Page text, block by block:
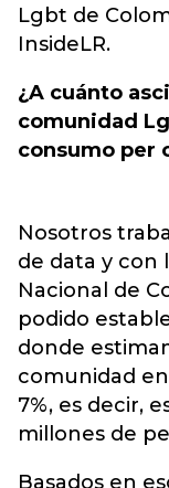
Lgbt de
InsideLR.
¿A cuánto
comunidad
consumo per
Nosotros
de data y con
Nacional de
podido
donde
comunidad en
7%, es decir,
millones de
Basados en